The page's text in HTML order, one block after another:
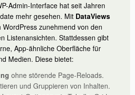
Admin-Interface hat seit Jahren
mehr gesehen. Mit DataViews
zunehmend von den
Listenansichten. Stattdessen gibt
App-ähnliche Oberfläche für
Medien. Diese bietet:
ohne störende Page-Reloads.
und Gruppieren von Inhalten.